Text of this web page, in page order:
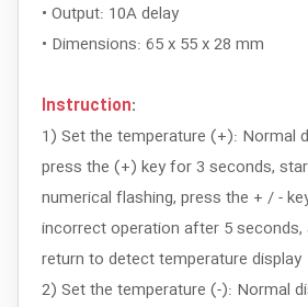
• Output: 10A delay
• Dimensions: 65 x 55 x 28 mm
Instruction:
1) Set the temperature (+): Normal
press the (+) key for 3 seconds,
numerical flashing, press the + / -
incorrect operation after 5
return to detect temperature display
2) Set the temperature (-): Normal